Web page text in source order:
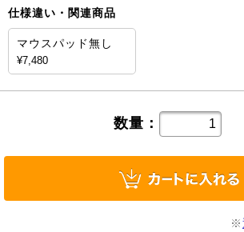
仕様違い・関連商品
マウスパッド無し
¥7,480
数量：
※